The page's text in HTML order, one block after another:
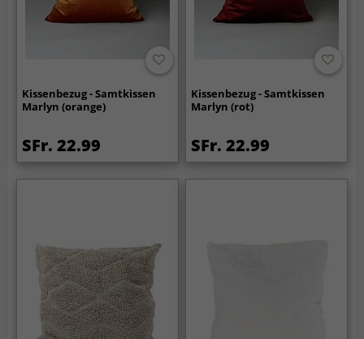
Kissenbezug - Samtkissen
Marlyn (orange)
SFr. 22.99
Kissenbezug - Samtkissen
Marlyn (rot)
SFr. 22.99